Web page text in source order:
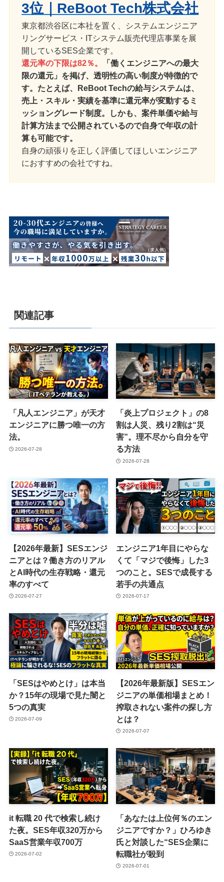
3位｜ReBoot Tech株式会社
東京都渋谷区に本社を置く、システムエンジニア
リングサービス・ITシステム販売代理店事業を展
開しているSES企業です。
還元率の下限は82％。
「働くエンジニアへの最大
限の還元」を掲げ、透明性の高い制度が特徴的で
す。たとえば、ReBoot Techの給与システムは、
売上・スキル・実績を基準に還元率が変動するミ
ッショングレード制度。しかも、案件単価や給与
計算方法まで公開されているので自身で年収の計
算も可能です。
自身の頑張りを正しく評価してほしいエンジニア
におすすめの会社ですね。
関連記事
「凡人エンジニア」が天才
エンジニアに勝つ唯一の方
法。
2026-07-28
「炎上プロジェクト」の8
割は人災、残り2割は“災
害”。理不尽から自分を守
る方法
2026-07-28
【2026年最新】SESエンジ
ニアとは？働き方のリアル
とAI時代の生存戦略・還元
率のすべて
2026-07-27
エンジニア1年目にやらな
くて「マジで後悔」した3
つのこと。SESで成長する
若手の共通点
2026-07-17
「SESはやめとけ」は本当
か？15年の現場で見た闇と
5つの真実
2026-07-09
【2026年最新版】SESエン
ジニアの単価相場まとめ！
搾取されない案件の探し方
とは？
2026-07-07
it 転職 20 代で検索し続け
た夜。SES年収320万から
SaaS営業年収700万
2026-07-02
「あなたは上位何％のエン
ジニアですか？」ひろゆき
氏と対談した“SES企業に
転職社が殺到
2026-07-01